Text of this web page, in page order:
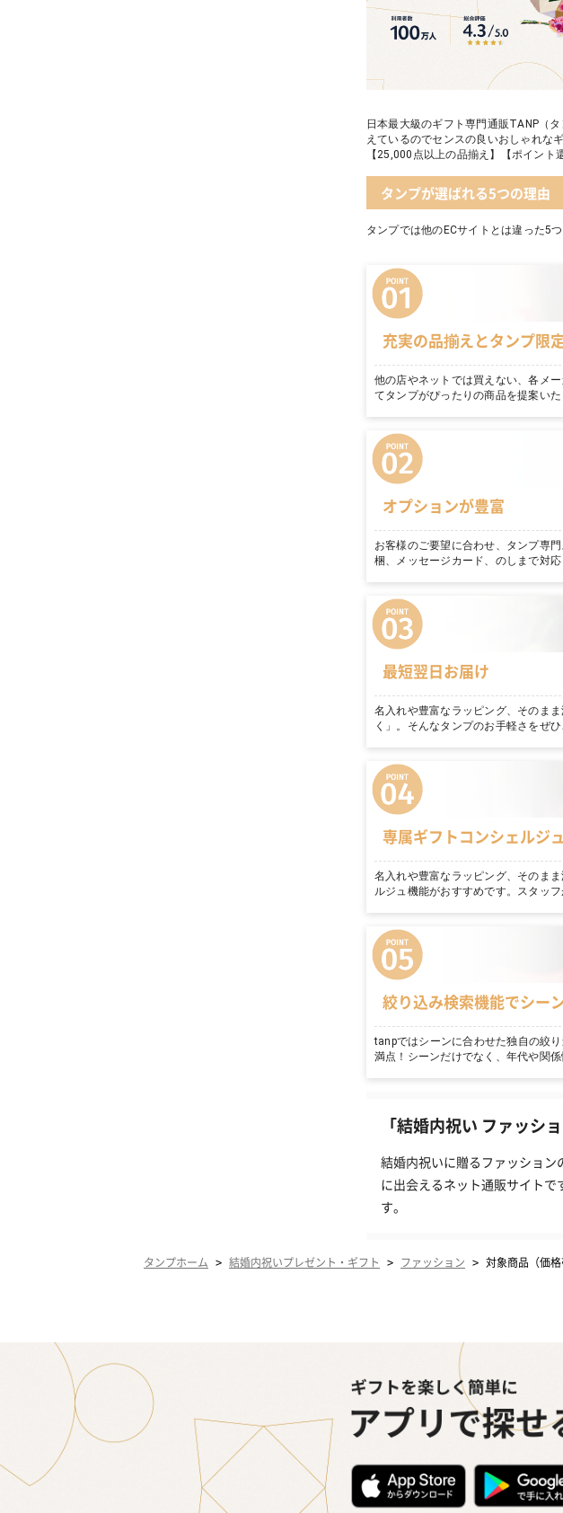
日本最大級のギフト専門通販TANP（
えているのでセンスの良いおしゃれな
【25,000点以上の品揃え】【ポイント
タンプが選ばれる5つの理由
タンプでは他のECサイトとは違った5
充実の品揃えとタンプ限
他の店やネットでは買えない、各メ
てタンプがぴったりの商品を提案い
オプションが豊富
お客様のご要望に合わせ、タンプ専
梱、メッセージカード、のしまで対応
最短翌日お届け
名入れや豊富なラッピング、そのま
く」。そんなタンプのお手軽さをぜひ
専属ギフトコンシェルジ
名入れや豊富なラッピング、そのま
ルジュ機能がおすすめです。スタッ
絞り込み検索機能でシー
tanpではシーンに合わせた独自の絞
満点！シーンだけでなく、年代や関
「結婚内祝い ファッ
結婚内祝いに贈るファッション
に出会えるネット通販サイト
す。
タンプホーム > 結婚内祝いプレゼント・ギフト > ファッション > 対象商品（価